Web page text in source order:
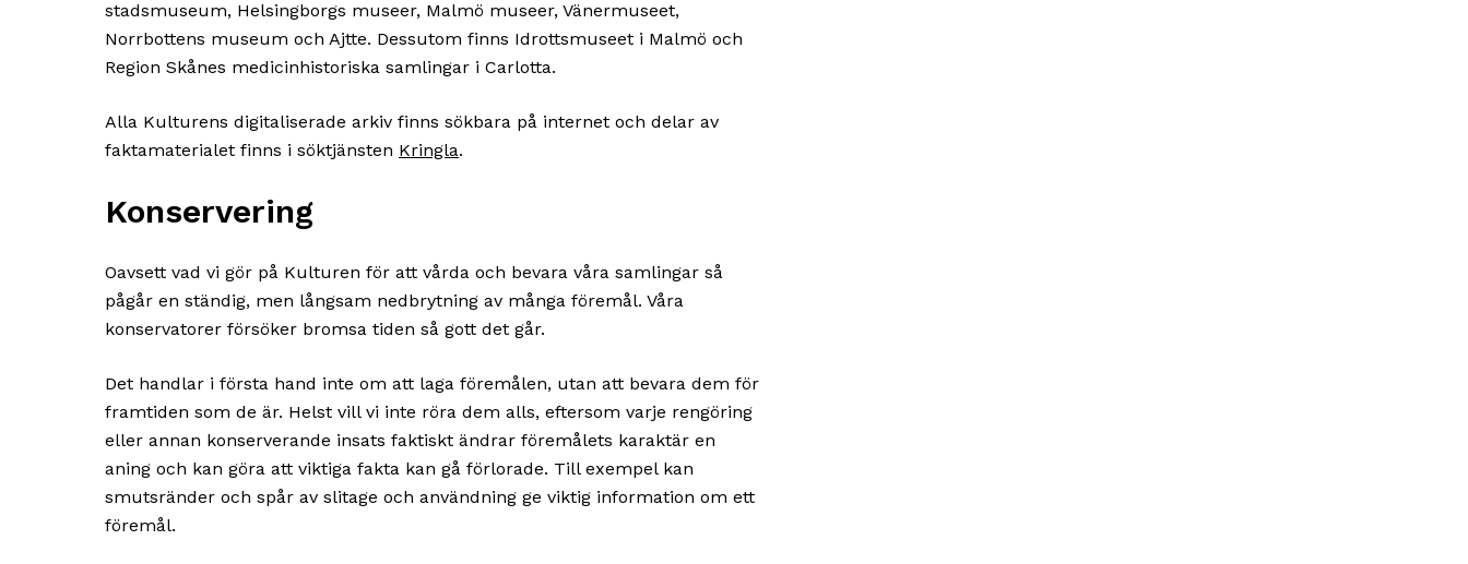
stadsmuseum, Helsingborgs museer, Malmö museer, Vänermuseet,
Norrbottens museum och Ajtte. Dessutom finns Idrottsmuseet i Malmö och
Region Skånes medicinhistoriska samlingar i Carlotta.
Alla Kulturens digitaliserade arkiv finns sökbara på internet och delar av
faktamaterialet finns i söktjänsten Kringla.
Konservering
Oavsett vad vi gör på Kulturen för att vårda och bevara våra samlingar så
pågår en ständig, men långsam nedbrytning av många föremål. Våra
konservatorer försöker bromsa tiden så gott det går.
Det handlar i första hand inte om att laga föremålen, utan att bevara dem för
framtiden som de är. Helst vill vi inte röra dem alls, eftersom varje rengöring
eller annan konserverande insats faktiskt ändrar föremålets karaktär en
aning och kan göra att viktiga fakta kan gå förlorade. Till exempel kan
smutsränder och spår av slitage och användning ge viktig information om ett
föremål.